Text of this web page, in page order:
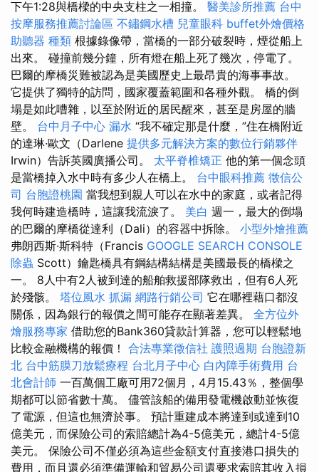
下午1:28與橋樑的中央支柱之一相撞。 醫美診所推薦 台中
按摩服務推薦討論區 不鏽鋼水槽 兒童眼科 buffet外燴價格
助聽器 種類 根據錄像帶，當橋的一部分破裂時，煙從船上
出來。 碰撞前幾分鐘，所有燈在船上死了幾次，停電了。
巴爾的摩橋災難被認為是美國歷史上最昂貴的海事事故。
它提供了獨特的訪問，國家覆蓋範圍和各種外觀。 橋的倒
塌是如此嘈雜，以至於附近的居民醒來，甚至是房屋的牆
壁。 台中月子中心 漏水 “我不確定那是什麼，”住在橋附近
的達琳·歐文（Darlene 提供多元解決方案的數位行銷夥伴
Irwin）告訴英國廣播公司。 太平脊椎矯正 他的第一個念頭
是當橋掉入水中時有多少人在橋上。 台中眼科推薦 徵信公
司 台胞證桃園 當我想到親人可以在水中的家庭，或者記得
我何時建造橋時，這讓我流淚了。 美白 週一，最大的倒塌
的巴爾的摩橋從達利（Dali）的容器中拆除。 小型外燴推薦
弗朗西斯·斯科特（Francis GOOGLE SEARCH CONSOLE
除蟲 Scott）鑰匙橋具有鋼結構結構是美國最長的橋樑之
一。 8人中有2人被到達的船舶救援部隊救出，但有6人死
於殘骸。 塔位風水 抓漏 網路行銷公司 它在哪裡藉口都沒
關係，因為銀行的報價之間可能存在顯著差異。 全方位外
燴服務專家 借助您的Bank360貸款計算器，您可以輕鬆地
比較金融機構的報價！ 合法專業徵信社 護照過期 台胞證新
北 台中筋膜刀放鬆療程 台北月子中心 白內障手術費用 台
北會計師 一百萬個工廠可用72個月，4月15.43％，整個學
期都可以節省數十萬。 儘管該船的備用發電機啟動並恢復
了電源，但這也無濟於事。 預計重建成本將達到或達到10
億美元，而保險公司的索賠總計為4-5億美元，總計4-5億
美元。 保險公司不僅必須為這些金額支付直接港口損失的
費用，而且還必須準備運輸和貿易公司還要求索賠其收入損